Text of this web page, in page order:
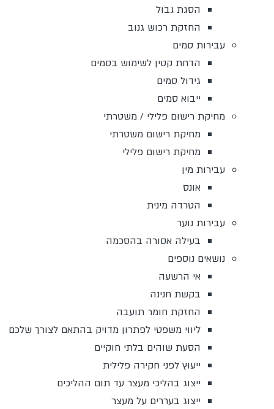
הסגת גבול
החזקת רכוש גנוב
עבירות סמים
הדחת קטין לשימוש בסמים
גידול סמים
ייבוא סמים
מחיקת רישום פלילי / משטרתי
מחיקת רישום משטרתי
מחיקת רישום פלילי
עבירות מין
אונס
הטרדה מינית
עבירות נוער
בעילה אסורה בהסכמה
נושאים נוספים
אי הרשעה
בקשת חנינה
החזקת חומר תועבה
ליווי משפטי לפתרון מדויק בהתאם לצורך שלכם
הסעת שוהים בלתי חוקיים
ייעוץ לפני חקירה פלילית
ייצוג בהליכי מעצר עד תום ההליכים
ייצוג בעררים על מעצר